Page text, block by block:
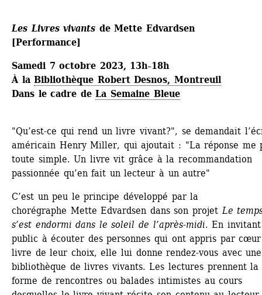
Les Livres vivants de Mette Edvardsen
[Performance]
Samedi 7 octobre 2023, 13h–18h
À la Bibliothèque Robert Desnos, Montreuil
Dans le cadre de La Semaine Bleue
"Qu’est-ce qui rend un livre vivant?", se demandait
américain Henry Miller, qui ajoutait : "La réponse me
toute simple. Un livre vit grâce à la recommandation
passionnée qu’en fait un lecteur à un autre"
C’est un peu le principe développé par la
chorégraphe Mette Edvardsen dans son projet Le
s’est endormi dans le soleil de l’après-midi. En
public à écouter des personnes qui ont appris par
livre de leur choix, elle lui donne rendez-vous avec une
bibliothèque de livres vivants. Les lectures prennent la
forme de rencontres ou balades intimistes au cours